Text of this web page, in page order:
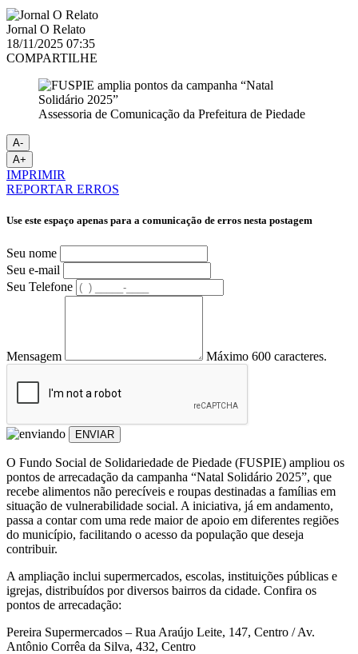
Jornal O Relato
18/11/2025 07:35
COMPARTILHE
Assessoria de Comunicação da Prefeitura de Piedade
A-
A+
IMPRIMIR
REPORTAR ERROS
Use este espaço apenas para a comunicação de erros nesta postagem
Seu nome
Seu e-mail
Seu Telefone
Mensagem Máximo 600 caracteres.
ENVIAR
O Fundo Social de Solidariedade de Piedade (FUSPIE) ampliou os
pontos de arrecadação da campanha “Natal Solidário 2025”, que
recebe alimentos não perecíveis e roupas destinadas a famílias em
situação de vulnerabilidade social. A iniciativa, já em andamento,
passa a contar com uma rede maior de apoio em diferentes regiões
do município, facilitando o acesso da população que deseja
contribuir.
A ampliação inclui supermercados, escolas, instituições públicas e
igrejas, distribuídos por diversos bairros da cidade. Confira os
pontos de arrecadação:
Pereira Supermercados – Rua Araújo Leite, 147, Centro / Av.
Antônio Corrêa da Silva, 432, Centro